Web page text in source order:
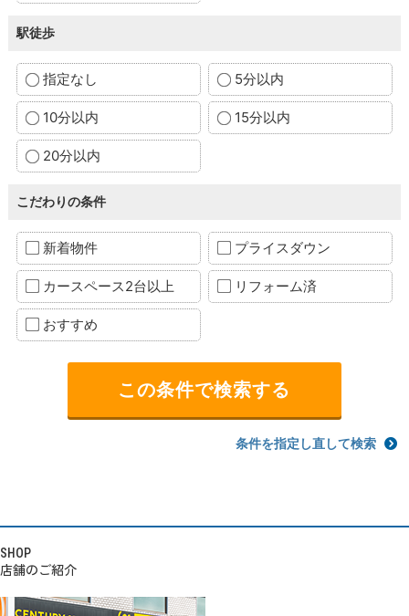
駅徒歩
指定なし 5分以内
10分以内 15分以内
20分以内
こだわりの条件
新着物件 プライスダウン
カースペース2台以上 リフォーム済
おすすめ
条件を指定し直して検索
SHOP
店舗のご紹介